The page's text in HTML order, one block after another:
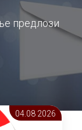
предлози
04.08 2026